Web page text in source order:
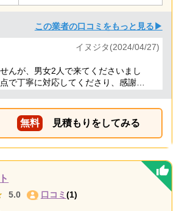
この業者の口コミをもっと見る▶
イヌジタ(2024/04/27)
んが、男女2人で来てくださいまし
で丁寧に対応してくださり、感謝し
無料 見積もりをしてみる
5.0 口コミ (1)